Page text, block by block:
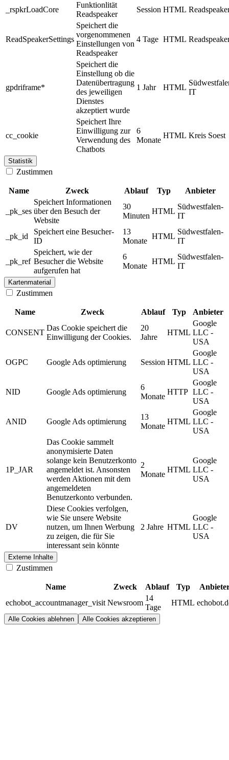
_rspkrLoadCore
Funktionlität
Readspeaker
Session HTML
ReadSpeakerSettings
Speichert die
vorgenommenen
Einstellungen von
Readspeaker
4 Tage HTML
gpdriframe*
Speichert die
Einstellung ob die
Datenübertragung
des jeweiligen
Dienstes
akzeptiert wurde
1 Jahr HTML
IT
cc_cookie
Speichert Ihre
Einwilligung zur
Verwendung des
Chatbots
6
Monate
HTML Kreis Soest
Statistik
Zustimmen
Name Zweck Ablauf Typ Anbieter
_pk_ses
Speichert Informationen
über den Besuch der
Website
30
Minuten
HTML
Südwestfalen-
IT
_pk_id
Speichert eine Besucher-
ID
13
Monate
HTML
Südwestfalen-
IT
_pk_ref
Speichert, wie der
Besucher die Website
aufgerufen hat
6
Monate
HTML
Südwestfalen-
IT
Kartenmaterial
Zustimmen
Name Zweck Ablauf Typ Anbieter
CONSENT
Das Cookie speichert die
Einwilligung der Cookies.
20
Jahre
HTML
Google
LLC -
USA
OGPC Google Ads optimierung Session HTML
Google
LLC -
USA
NID Google Ads optimierung
6
Monate
HTTP
Google
LLC -
USA
ANID Google Ads optimierung
13
Monate
HTML
Google
LLC -
USA
1P_JAR
Das Cookie sammelt
anonymisierte Daten
solange kein Benutzerkonto
angemeldet ist. Ansonsten
werden Aktionen mit dem
angemeldeten
Benutzerkonto verbunden.
2
Monate
HTML
Google
LLC -
USA
DV
Diese Cookies verfolgen,
wie Sie unsere Website
nutzen, um Ihnen Werbung
zu zeigen, die für Sie
interessant sein könnte
2 Jahre HTML
Google
LLC -
USA
Externe Inhalte
Zustimmen
Name Zweck Ablauf Typ
echobot_accountmanager_visit Newsroom
14
Tage
HTML
Alle Cookies ablehnen Alle Cookies akzeptieren